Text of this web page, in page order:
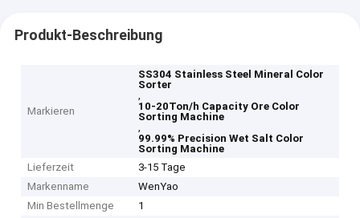
Produkt-Beschreibung
Markieren
SS304 Stainless Steel Mineral Color
Sorter
,
10-20Ton/h Capacity Ore Color
Sorting Machine
,
99.99% Precision Wet Salt Color
Sorting Machine
Lieferzeit
3-15 Tage
Markenname
WenYao
Min Bestellmenge
1